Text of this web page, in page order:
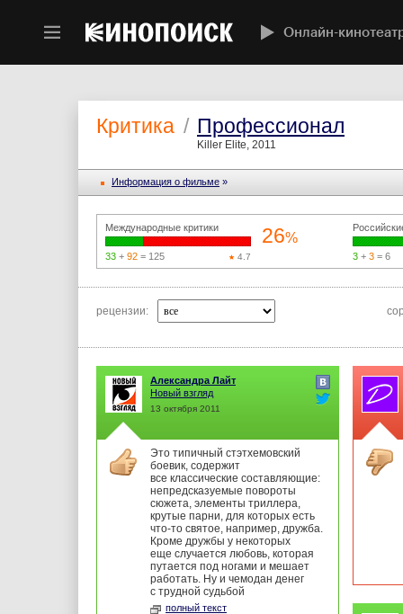
Онлайн-
Критика / Профессионал
Killer Elite, 2011
Информация o фильме »
Международные критики 26%
33 + 92 = 125 4.7 3 + 3 = 6
рецензии:
Александра Лайт
Новый взгляд
13 октября 2011
Это типичный стэтхемовский
боевик, содержит
все классические составляющие:
непредсказуемые повороты
сюжета, элементы триллера,
крутые парни, для которых есть
что-то святое, например, дружба.
Кроме дружбы у некоторых
еще случается любовь, которая
путается под ногами и мешает
работать. Ну и чемодан денег
с трудной судьбой
полный текст